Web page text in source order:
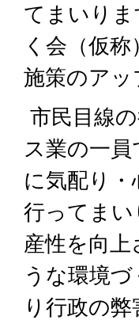
てまいり
く会（仮
施策のア
市民目線
ス業の一
に気配り
行ってま
産性を向
うな環境
り行政の